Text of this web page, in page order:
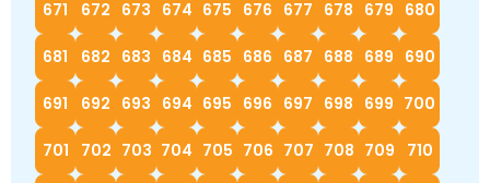
671 672 673 674 675 676 677 678 679 680
681 682 683 684 685 686 687 688 689 690
691 692 693 694 695 696 697 698 699 700
701 702 703 704 705 706 707 708 709 710